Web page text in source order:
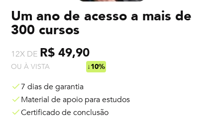
Um ano de acesso a mais de
300 cursos
12X DE R$ 49,90
OU À VISTA ↓10%
7 dias de garantia
Material de apoio para estudos
Certificado de conclusão